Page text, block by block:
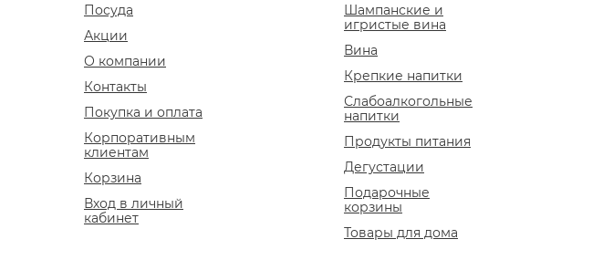
Посуда
Акции
О компании
Контакты
Покупка и оплата
Корпоративным
клиентам
Корзина
Вход в личный
кабинет
Шампанские и
игристые вина
Вина
Крепкие напитки
Слабоалкогольные
напитки
Продукты питания
Дегустации
Подарочные
корзины
Товары для дома